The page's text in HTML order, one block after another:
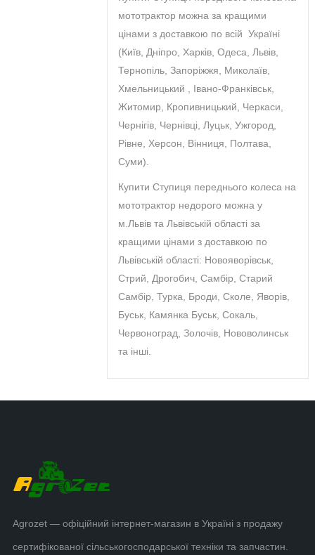
мототрактор можна за кращими
цінами з доставкою по всій Україні
(Київ, Дніпро, Харків, Одеса, Львів,
Тернопіль, Запоріжжя, Миколаїв,
Хмельницький , Івано-Франківськ,
Житомир, Кропивницький, Черкаси,
Чернігів, Чернівці, Луцьк, Ужгород,
Рівне, Херсон, Вінниця, Полтава,
Суми).
Купити Ступиця переднього колеса на
мототрактор недорого можна у
м.Львів та Львівській області за
кращими цінами з доставкою по
Львівській області: Новояворівськ,
Стрий, Дрогобич, Самбір, Старий
Самбір, Турка, Броди, Сколе, Яворів,
Буськ, Камянка Буськ, Сокаль,
Червоноград, Золочів, Нововолинськ
та інші.
Agrozet — офіційний інтернет-магазин в Україні з продажу
сертифікованої сільськогосподарської техніки та запчастин.